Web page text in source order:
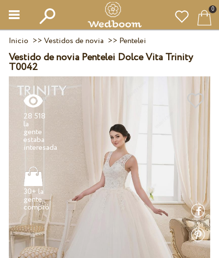
0
Inicio >> Vestidos de novia >> Pentelei
Vestido de novia Pentelei Dolce Vita Trinity
T0042
28 518
la
gente
estaba
30+ la
gente
compró